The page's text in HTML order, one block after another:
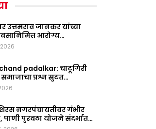
उत्तमराव जानकर यांच्या
आरोग्य…
padalkar: चाटूगिरी
प्रश्न सुटत…
नगरपंचायतीवर गंभीर
पाणी पुरवठा योजने संदर्भात…